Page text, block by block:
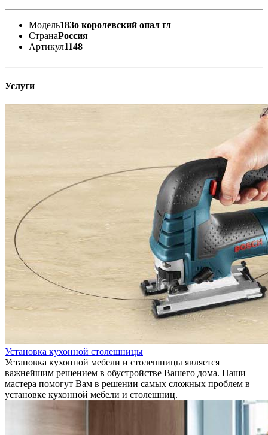
Модель183о королевский опал гл
СтранаРоссия
Артикул1148
Услуги
Установка кухонной столешницы
Установка кухонной мебели и столешницы является
важнейшим решением в обустройстве Вашего дома. Наши
мастера помогут Вам в решении самых сложных проблем в
установке кухонной мебели и столешниц.